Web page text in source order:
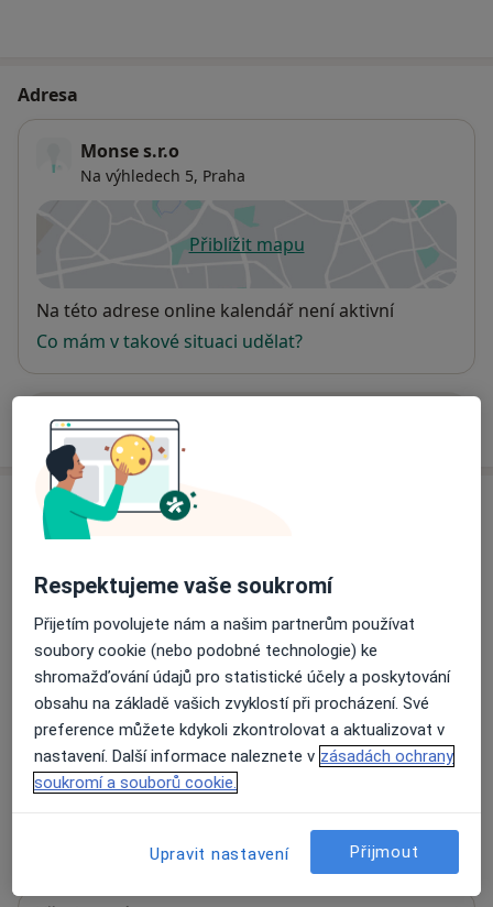
Adresa
Monse s.r.o
Na výhledech 5, Praha
Přiblížit mapuse otevře v nové záložce
Dostupnost
Na této adrese online kalendář není aktivní
Co mám v takové situaci udělat?
Názory
12 názorů
Recenze pacientů jsou pro nás důležité.
Specialisté nemají možnost zaplatit za
odstranění nebo změnu recenze pacienta.
Respektujeme vaše soukromí
Přijetím povolujete nám a našim partnerům používat
soubory cookie (nebo podobné technologie) ke
shromažďování údajů pro statistické účely a poskytování
obsahu na základě vašich zvyklostí při procházení. Své
preference můžete kdykoli zkontrolovat a aktualizovat v
nastavení. Další informace naleznete v zásadách ochrany
soukromí a souborů cookie.
Upravit nastavení Přijmout